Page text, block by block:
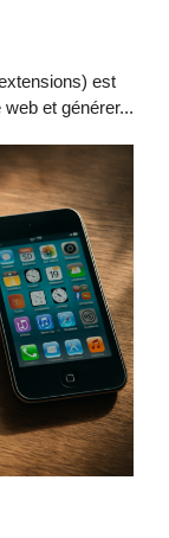
est
web et générer...